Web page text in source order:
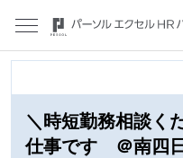
＼時短勤務相談く
仕事です ＠南四